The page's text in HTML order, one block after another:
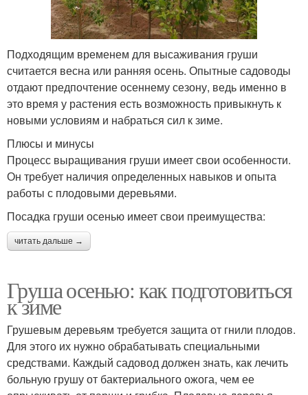
Подходящим временем для высаживания груши
считается весна или ранняя осень. Опытные садоводы
отдают предпочтение осеннему сезону, ведь именно в
это время у растения есть возможность привыкнуть к
новыми условиям и набраться сил к зиме.
Плюсы и минусы
Процесс выращивания груши имеет свои особенности.
Он требует наличия определенных навыков и опыта
работы с плодовыми деревьями.
Посадка груши осенью имеет свои преимущества:
читать дальше →
Груша осенью: как подготовиться
к зиме
Грушевым деревьям требуется защита от гнили плодов.
Для этого их нужно обрабатывать специальными
средствами. Каждый садовод должен знать, как лечить
больную грушу от бактериального ожога, чем ее